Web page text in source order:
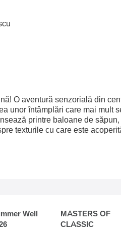
O aventură senzorială din
unor întâmplări care mai mult
printre baloane de
texturile cu care este
Well
MASTERS OF
CLASSIC